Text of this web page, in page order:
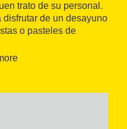
trato de su personal.
disfrutar de un desayuno
o pasteles de
propuestas típicas de